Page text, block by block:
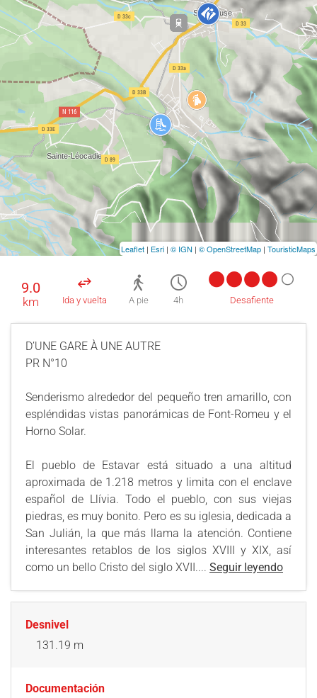
9.0
km Ida y vuelta A pie 4h Desafiente
D’UNE GARE À UNE AUTRE
PR N°10
Senderismo alrededor del pequeño tren amarillo, con
espléndidas vistas panorámicas de Font-Romeu y el
Horno Solar.
El pueblo de Estavar está situado a una altitud
aproximada de 1.218 metros y limita con el enclave
español de Llívia. Todo el pueblo, con sus viejas
piedras, es muy bonito. Pero es su iglesia, dedicada a
San Julián, la que más llama la atención. Contiene
interesantes retablos de los siglos XVIII y XIX, así
como un bello Cristo del siglo XVII.... Seguir leyendo
Desnivel
131.19 m
Documentación
Leaflet | Esri | © IGN | © OpenStreetMap | TouristicMaps